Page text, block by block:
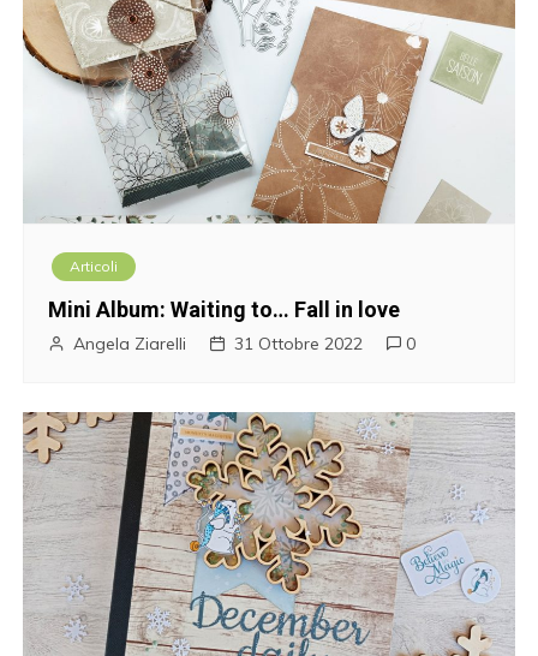
Articoli
Mini Album: Waiting to… Fall in love
Angela Ziarelli 31 Ottobre 2022 0